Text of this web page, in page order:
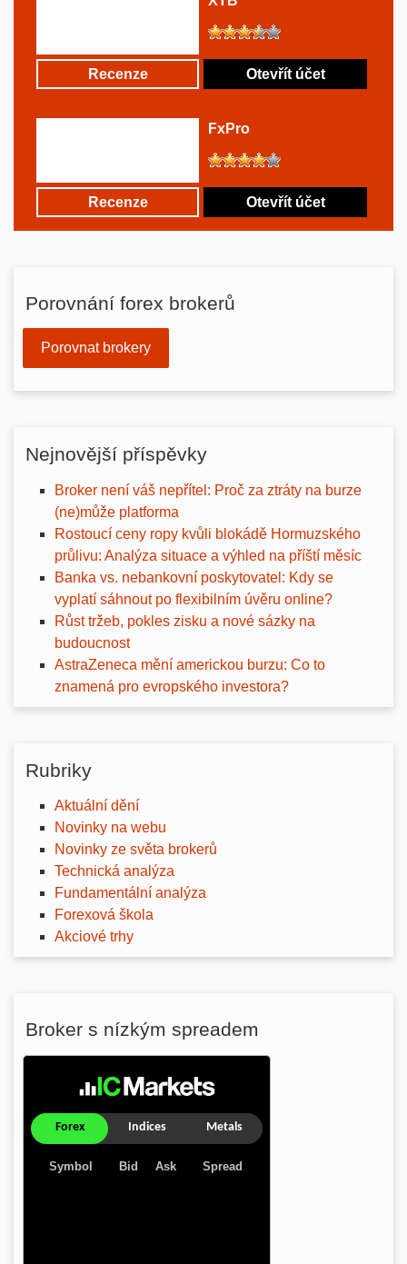
Recenze Otevřít účet
FxPro
Recenze Otevřít účet
Porovnání forex brokerů
Porovnat brokery
Nejnovější příspěvky
Broker není váš nepřítel: Proč za ztráty na burze
(ne)může platforma
Rostoucí ceny ropy kvůli blokádě Hormuzského
průlivu: Analýza situace a výhled na příští měsíc
Banka vs. nebankovní poskytovatel: Kdy se
vyplatí sáhnout po flexibilním úvěru online?
Růst tržeb, pokles zisku a nové sázky na
budoucnost
AstraZeneca mění americkou burzu: Co to
znamená pro evropského investora?
Rubriky
Aktuální dění
Novinky na webu
Novinky ze světa brokerů
Technická analýza
Fundamentální analýza
Forexová škola
Akciové trhy
Broker s nízkým spreadem